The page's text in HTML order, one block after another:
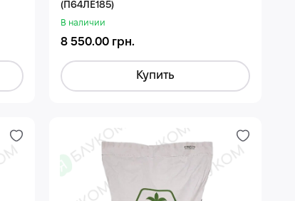
(П64ЛЕ185)
В наличии
8 550.00 грн.
Купить